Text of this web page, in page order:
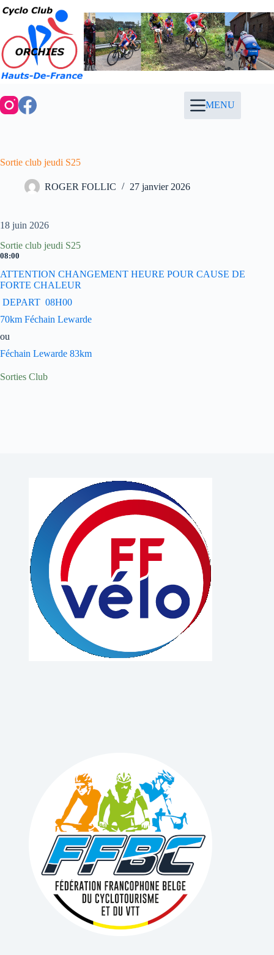
Passer
au
contenu
MENU
Sortie club jeudi S25
ROGER FOLLIC 27 janvier 2026
18 juin 2026
Sortie club jeudi S25
08:00
ATTENTION CHANGEMENT HEURE POUR CAUSE DE
FORTE CHALEUR
DEPART 08H00
70km Féchain Lewarde
ou
Féchain Lewarde 83km
Sorties Club